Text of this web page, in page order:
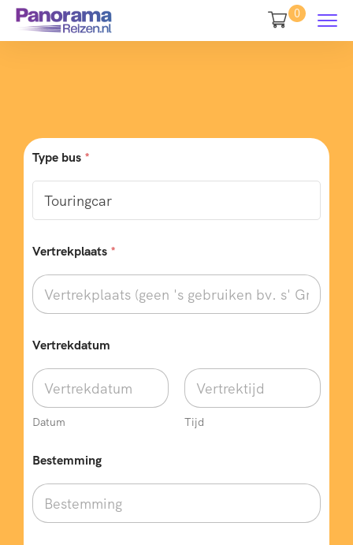
0
Type bus *
Vertrekplaats *
Vertrekdatum
Datum Tijd
Bestemming